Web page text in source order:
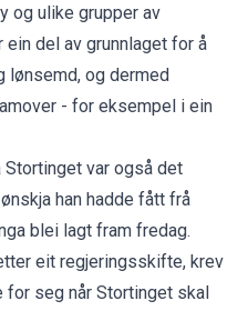
og ulike grupper av
del av grunnlaget for å
lønsemd, og dermed
- for eksempel i ein
var også det
han hadde fått frå
blei lagt fram fredag.
eit regjeringsskifte, krev
seg når Stortinget skal